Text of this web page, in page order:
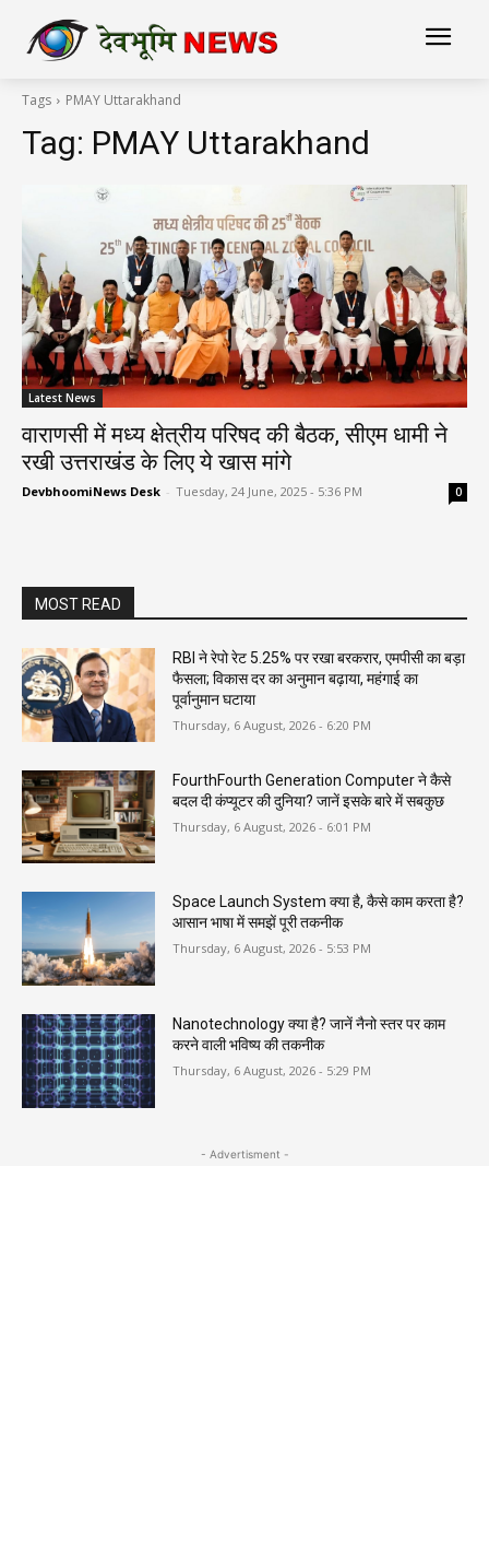
Tags PMAY Uttarakhand
Tag: PMAY Uttarakhand
Latest News
वाराणसी में मध्य क्षेत्रीय परिषद की बैठक, सीएम धामी ने
रखी उत्तराखंड के लिए ये खास मांगे
DevbhoomiNews Desk - Tuesday, 24 June, 2025 - 5:36 PM 0
MOST READ
RBI ने रेपो रेट 5.25% पर रखा बरकरार, एमपीसी का बड़ा
फैसला; विकास दर का अनुमान बढ़ाया, महंगाई का
पूर्वानुमान घटाया
Thursday, 6 August, 2026 - 6:20 PM
FourthFourth Generation Computer ने कैसे
बदल दी कंप्यूटर की दुनिया? जानें इसके बारे में सबकुछ
Thursday, 6 August, 2026 - 6:01 PM
Space Launch System क्या है, कैसे काम करता है?
आसान भाषा में समझें पूरी तकनीक
Thursday, 6 August, 2026 - 5:53 PM
Nanotechnology क्या है? जानें नैनो स्तर पर काम
करने वाली भविष्य की तकनीक
Thursday, 6 August, 2026 - 5:29 PM
- Advertisment -